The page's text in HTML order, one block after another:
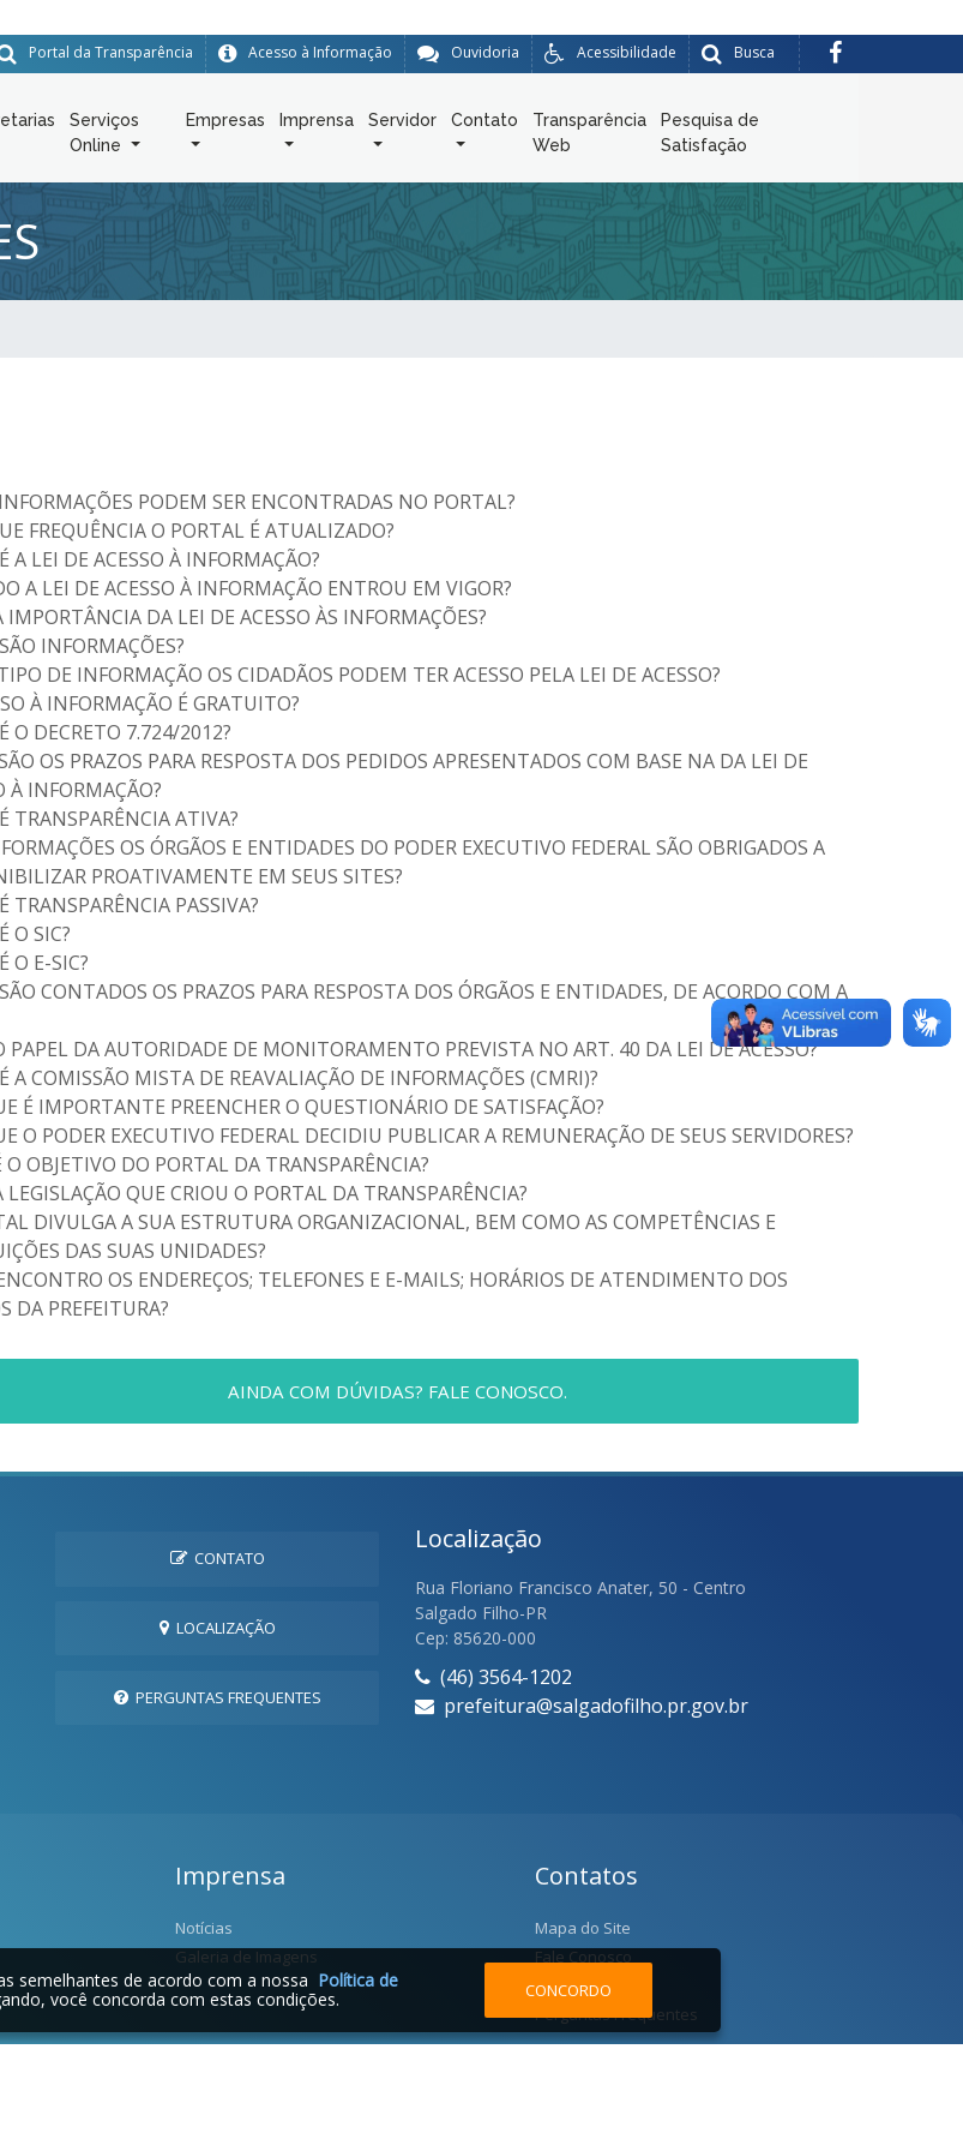
Busca
Acessibilidade
Ouvidoria
Acesso à Informação
Portal da Transparência
Serviços
Online
Empresas Imprensa Servidor Contato
Transparência
Web
Pesquisa de
Satisfação
PODEM SER ENCONTRADAS NO PORTAL?
FREQUÊNCIA O PORTAL É ATUALIZADO?
A LEI DE ACESSO À INFORMAÇÃO?
A LEI DE ACESSO À INFORMAÇÃO ENTROU EM VIGOR?
IMPORTÂNCIA DA LEI DE ACESSO ÀS INFORMAÇÕES?
INFORMAÇÕES?
DE INFORMAÇÃO OS CIDADÃOS PODEM TER ACESSO PELA LEI DE ACESSO?
À INFORMAÇÃO É GRATUITO?
O DECRETO 7.724/2012?
OS PRAZOS PARA RESPOSTA DOS PEDIDOS APRESENTADOS COM BASE NA DA LEI DE
À INFORMAÇÃO?
TRANSPARÊNCIA ATIVA?
OS ÓRGÃOS E ENTIDADES DO PODER EXECUTIVO FEDERAL SÃO OBRIGADOS A
PROATIVAMENTE EM SEUS SITES?
TRANSPARÊNCIA PASSIVA?
O SIC?
O E-SIC?
CONTADOS OS PRAZOS PARA RESPOSTA DOS ÓRGÃOS E ENTIDADES, DE ACORDO COM A
PAPEL DA AUTORIDADE DE MONITORAMENTO PREVISTA NO ART. 40 DA LEI DE ACESSO?
A COMISSÃO MISTA DE REAVALIAÇÃO DE INFORMAÇÕES (CMRI)?
É IMPORTANTE PREENCHER O QUESTIONÁRIO DE SATISFAÇÃO?
O PODER EXECUTIVO FEDERAL DECIDIU PUBLICAR A REMUNERAÇÃO DE SEUS SERVIDORES?
O OBJETIVO DO PORTAL DA TRANSPARÊNCIA?
LEGISLAÇÃO QUE CRIOU O PORTAL DA TRANSPARÊNCIA?
DIVULGA A SUA ESTRUTURA ORGANIZACIONAL, BEM COMO AS COMPETÊNCIAS E
DAS SUAS UNIDADES?
OS ENDEREÇOS; TELEFONES E E-MAILS; HORÁRIOS DE ATENDIMENTO DOS
DA PREFEITURA?
AINDA COM DÚVIDAS? FALE CONOSCO.
CONTATO
LOCALIZAÇÃO
PERGUNTAS FREQUENTES
Localização
Rua Floriano Francisco Anater, 50 - Centro
Salgado Filho-PR
Cep: 85620-000
(46) 3564-1202
prefeitura@salgadofilho.pr.gov.br
Imprensa
Notícias
Galeria de Imagens
Contatos
Mapa do Site
Fale Conosco
Localização
Perguntas Frequentes
semelhantes de acordo com a nossa Política de
você concorda com estas condições. CONCORDO